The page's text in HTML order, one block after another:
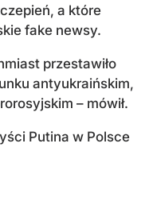
a które
fake newsy.
przestawiło
antyukraińskim,
– mówił.
Putina w Polsce